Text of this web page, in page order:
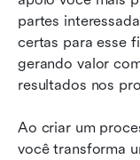
partes
certas para esse
gerando valor
resultados nos
Ao criar um
você transforma